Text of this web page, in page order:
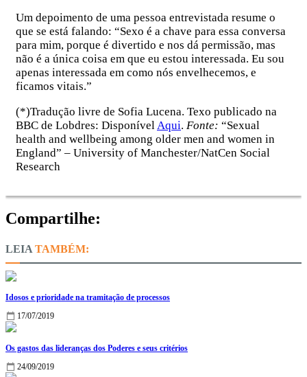
Um depoimento de uma pessoa entrevistada resume o
que se está falando: “Sexo é a chave para essa conversa
para mim, porque é divertido e nos dá permissão, mas
não é a única coisa em que eu estou interessada. Eu sou
apenas interessada em como nós envelhecemos, e
ficamos vitais.”
(*)Tradução livre de Sofia Lucena. Texo publicado na
BBC de Lobdres: DisponívelAqui. Fonte: “Sexual
health and wellbeing among older men and women in
England” – University of Manchester/NatCen Social
Research
Compartilhe:
TAMBÉM:
Idosos e prioridade na tramitação de processos
17/07/2019
Os gastos das lideranças dos Poderes e seus critérios
24/09/2019